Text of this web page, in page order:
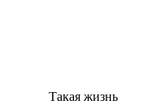
Такая жизнь